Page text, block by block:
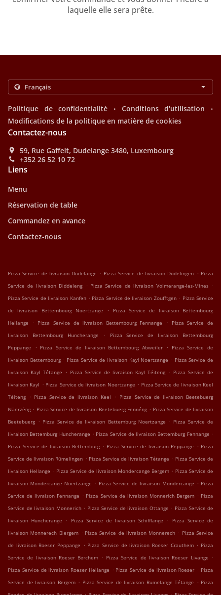
laquelle elle sera prête.
Politique de confidentialité . Conditions d'utilisation .
Modifications de la politique en matière de cookies
Contactez-nous
59, Rue Gaffelt, Dudelange 3480, Luxembourg
+352 26 52 10 72
Liens
Menu
Réservation de table
Commandez en avance
Contactez-nous
Pizza Service de livraison Dudelange . Pizza Service de livraison Düdelingen . Pizza
Service de livraison Diddeleng . Pizza Service de livraison Volmerange-les-Mines .
Pizza Service de livraison Kanfen . Pizza Service de livraison Zoufftgen . Pizza Service
de livraison Bettembourg Noertzange
.
Pizza Service de livraison Bettembourg
Hellange
. Pizza Service de livraison Bettembourg Fennange .
Pizza Service de
livraison Bettembourg Huncherange
.
Pizza Service de livraison Bettembourg
Peppange
. Pizza Service de livraison Bettembourg Abweiler .
Pizza Service de
livraison Bettembourg . Pizza Service de livraison Kayl Noertzange . Pizza Service de
livraison Kayl Tétange
. Pizza Service de livraison Kayl Téiteng . Pizza Service de
livraison Kayl . Pizza Service de livraison Noertzange . Pizza Service de livraison Keel
Téiteng . Pizza Service de livraison Keel . Pizza Service de livraison Beetebuerg
Näerzéng . Pizza Service de livraison Beetebuerg Fennéng . Pizza Service de livraison
Beetebuerg . Pizza Service de livraison Bettemburg Noertzange . Pizza Service de
livraison Bettemburg Huncherange . Pizza Service de livraison Bettemburg Fennange .
Pizza Service de livraison Bettemburg . Pizza Service de livraison Peppange . Pizza
Service de livraison Rümelingen . Pizza Service de livraison Tétange . Pizza Service de
livraison Hellange . Pizza Service de livraison Mondercange Bergem . Pizza Service de
livraison Mondercange Noertzange . Pizza Service de livraison Mondercange . Pizza
Service de livraison Fennange . Pizza Service de livraison Monnerich Bergem . Pizza
Service de livraison Monnerich . Pizza Service de livraison Ottange . Pizza Service de
livraison Huncherange
. Pizza Service de livraison Schifflange .
Pizza Service de
livraison Monnerech Biergem . Pizza Service de livraison Monnerech . Pizza Service
de livraison Roeser Peppange . Pizza Service de livraison Roeser Crauthem . Pizza
Service de livraison Roeser Berchem . Pizza Service de livraison Roeser Livange .
Pizza Service de livraison Roeser Hellange . Pizza Service de livraison Roeser . Pizza
Service de livraison Bergem . Pizza Service de livraison Rumelange Tétange . Pizza
. .